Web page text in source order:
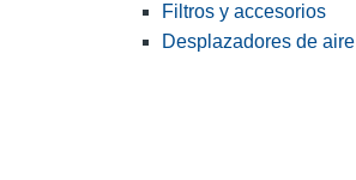
Filtros y accesorios
Desplazadores de aire